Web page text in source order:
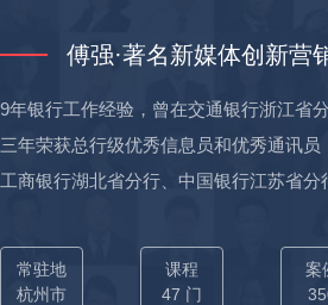
傅强·著名新媒体创新营
9年银行工作经验，曾在交通银行浙江省
三年荣获总行级优秀信息员和优秀通讯
工商银行湖北省分行、中国银行江苏省
各地多家商学院总裁班机构上过近500场
网商业模式与全景营销系统课程深受学
常驻地
杭州市
课程
47 门
案